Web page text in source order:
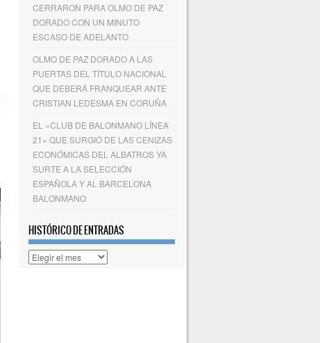
CERRARON PARA OLMO DE PAZ
DORADO CON UN MINUTO
ESCASO DE ADELANTO
OLMO DE PAZ DORADO A LAS
PUERTAS DEL TÍTULO NACIONAL
QUE DEBERÁ FRANQUEAR ANTE
CRISTIAN LEDESMA EN CORUÑA
EL «CLUB DE BALONMANO LÍNEA
21» QUE SURGIÓ DE LAS CENIZAS
ECONÓMICAS DEL ALBATROS YA
SURTE A LA SELECCIÓN
ESPAÑOLA Y AL BARCELONA
BALONMANO
HISTÓRICO DE ENTRADAS
Histórico